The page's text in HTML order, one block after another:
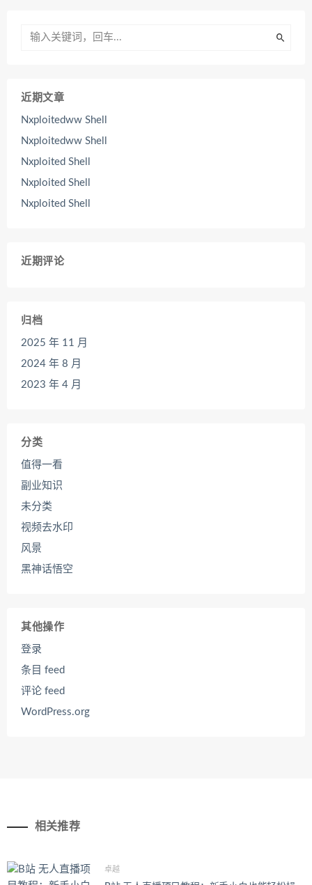
近期文章
Nxploitedww Shell
Nxploitedww Shell
Nxploited Shell
Nxploited Shell
Nxploited Shell
近期评论
归档
2025 年 11 月
2024 年 8 月
2023 年 4 月
分类
值得一看
副业知识
未分类
视频去水印
风景
黑神话悟空
其他操作
登录
条目 feed
评论 feed
WordPress.org
相关推荐
卓越